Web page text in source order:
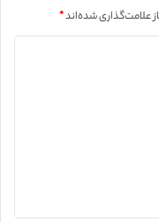
علامت‌گذاری شده‌اند*